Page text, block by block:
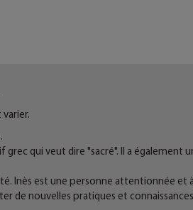
qui veut dire "sacré". Il a également
Inès est une personne attentionnée et à
de nouvelles pratiques et